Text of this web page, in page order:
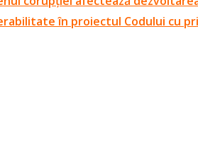
în proiectul Codului cu